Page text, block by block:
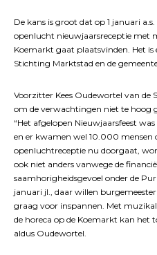
De kans is groot dat op 1 januari
openlucht nieuwjaarsreceptie met
Koemarkt gaat plaatsvinden. Het
Stichting Marktstad en de
Voorzitter Kees Oudewortel van
om de verwachtingen niet te hoog
“Het afgelopen Nieuwjaarsfeest
en er kwamen wel 10.000 mensen
openluchtreceptie nu doorgaat,
ook niet anders vanwege de
saamhorigheidsgevoel onder de
januari jl., daar willen
graag voor inspannen. Met
de horeca op de Koemarkt kan het
aldus Oudewortel.